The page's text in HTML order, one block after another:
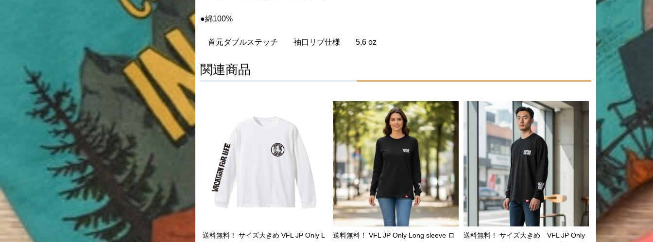
●綿100%
首元ダブルステッチ 袖口リブ仕様 5.6 oz
関連商品
送料無料！ サイズ大きめ VFL JP Only L
送料無料！ VFL JP Only Long sleeve ロ
送料無料！ サイズ大きめ VFL JP Only